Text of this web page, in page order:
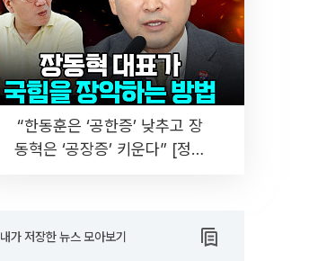
“한동훈은 ‘공한증’ 낮추고 장
동혁은 ‘공장증’ 키운다” [정치
내가 저장한 뉴스 모아보기